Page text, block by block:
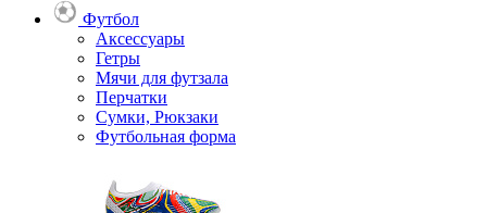
Футбол
Аксессуары
Гетры
Мячи для футзала
Перчатки
Сумки, Рюкзаки
Футбольная форма